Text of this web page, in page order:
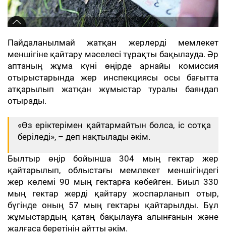
Пайдаланылмай жатқан жерлерді мемлекет
меншігіне қайтару мәселесі тұрақты бақылауда. Әр
аптаның жұма күні өңірде арнайы комиссия
отырыстарында жер инспекциясы осы бағытта
атқарылып жатқан жұмыстар туралы баяндап
отырады.
«Өз еріктерімен қайтармайтын болса, іс сотқа
беріледі», – деп нақтылады әкім.
Былтыр өңір бойынша 304 мың гектар жер
қайтарылып, облыстағы мемлекет меншігіндегі
жер көлемі 90 мың гектарға көбейген. Биыл 330
мың гектар жерді қайтару жоспарланып отыр,
бүгінде оның 57 мың гектары қайтарылды. Бұл
жұмыстардың қатаң бақылауға алынғанын және
жалғаса беретінін айтты әкім.